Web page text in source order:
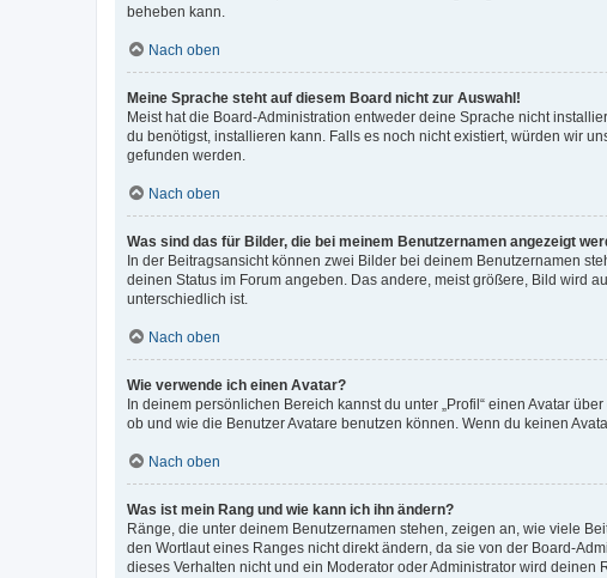
beheben kann.
Nach oben
Meine Sprache steht auf diesem Board nicht zur Auswahl!
Meist hat die Board-Administration entweder deine Sprache nicht
du benötigst, installieren kann. Falls es noch nicht existiert, würden wir
gefunden werden.
Nach oben
Was sind das für Bilder, die bei meinem Benutzernamen angezeigt
In der Beitragsansicht können zwei Bilder bei deinem Benutzernamen
deinen Status im Forum angeben. Das andere, meist größere, Bild wird
unterschiedlich ist.
Nach oben
Wie verwende ich einen Avatar?
In deinem persönlichen Bereich kannst du unter „Profil“ einen Avatar
ob und wie die Benutzer Avatare benutzen können. Wenn du keinen
Nach oben
Was ist mein Rang und wie kann ich ihn ändern?
Ränge, die unter deinem Benutzernamen stehen, zeigen an, wie viele
den Wortlaut eines Ranges nicht direkt ändern, da sie von der Board-
dieses Verhalten nicht und ein Moderator oder Administrator wird deinen